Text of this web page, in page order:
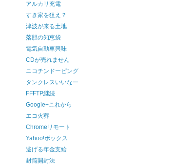
アルカリ充電
すき家を狙え？
津波が来る土地
落胆の知恵袋
電気自動車興味
CDが売れません
ニコチンドーピング
タンクレスいいなー
FFFTP継続
Google+これから
エコ火葬
Chromeリモート
Yahoo!ボックス
逃げる年金支給
封筒開封法